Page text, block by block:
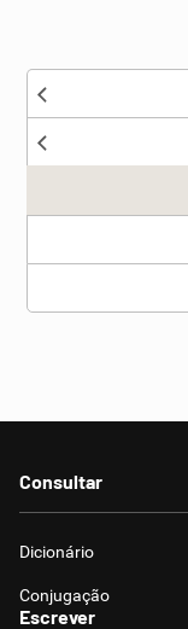
Nenhum dos
Consultar
Dicionário
Conjugação
Escrever